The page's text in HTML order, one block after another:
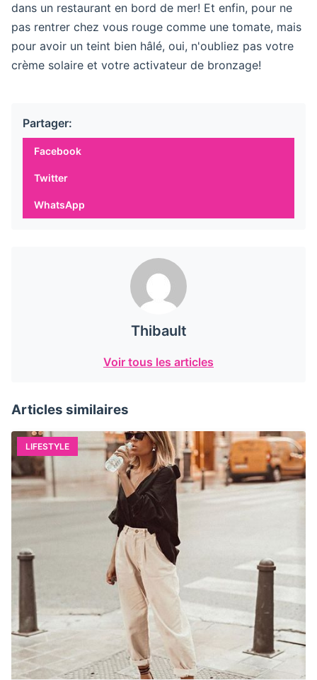
dans un restaurant en bord de mer! Et enfin, pour ne
pas rentrer chez vous rouge comme une tomate, mais
pour avoir un teint bien hâlé, oui, n'oubliez pas votre
crème solaire et votre activateur de bronzage!
Partager:
Facebook
Twitter
WhatsApp
Thibault
Voir tous les articles
Articles similaires
LIFESTYLE